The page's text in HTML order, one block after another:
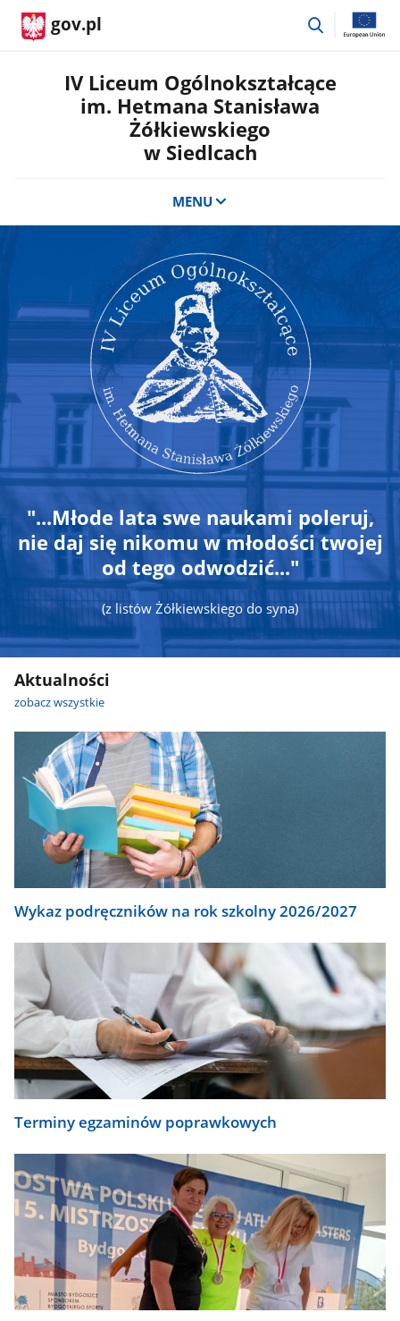
gov.pl
przejdź
IV Liceum Ogólnokształcące
im. Hetmana Stanisława
Żółkiewskiego
w Siedlcach
MENU
"...Młode lata swe naukami poleruj,
nie daj się nikomu w młodości twojej
od tego odwodzić..."
(z listów Żółkiewskiego do syna)
Aktualności
zobacz wszystkie
Wykaz podręczników na rok szkolny 2026/2027
Terminy egzaminów poprawkowych